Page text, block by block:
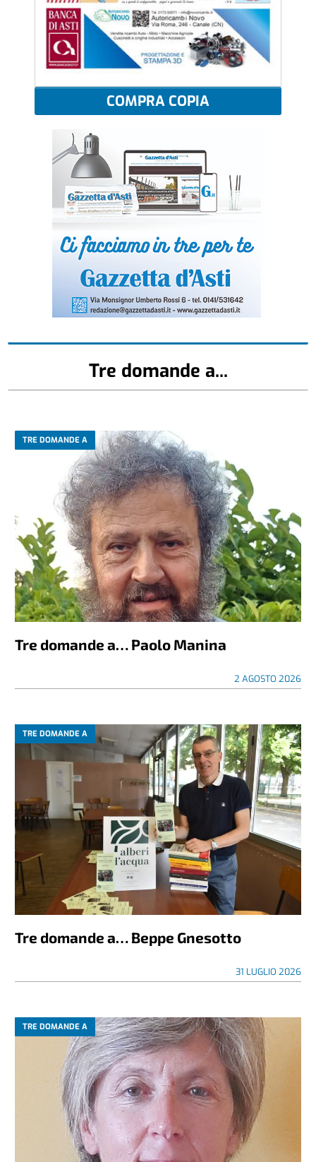
COMPRA COPIA
Tre domande a...
TRE DOMANDE A
Tre domande a… Paolo Manina
2 AGOSTO 2026
TRE DOMANDE A
Tre domande a… Beppe Gnesotto
31 LUGLIO 2026
TRE DOMANDE A